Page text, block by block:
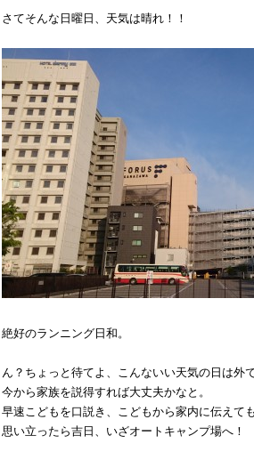
さてそんな日曜日、天気は晴れ！！
絶好のランニング日和。
ん？ちょっと待てよ、こんないい天気の日は外
今から家族を説得すれば大丈夫かなと。
早速こどもを口説き、こどもから家内に伝えて
思い立ったら吉日、いざオートキャンプ場へ！